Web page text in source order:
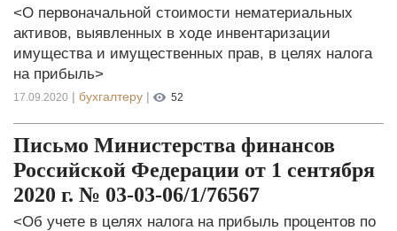
<О первоначальной стоимости нематериальных
активов, выявленных в ходе инвентаризации
имущества и имущественных прав, в целях налога
на прибыль>
17.09.2020 | бухгалтеру | 52
Письмо Министерства финансов
Российской Федерации от 1 сентября
2020 г. № 03-03-06/1/76567
<Об учете в целях налога на прибыль процентов по